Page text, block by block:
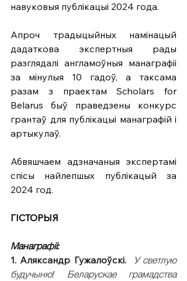
навуковыя публікацыі 2024 года.
Апроч традыцыйных намінацый
дадаткова экспертныя рады
разглядалі англамоўныя манаграфіі
за мінулыя 10 гадоў, а таксама
разам з праектам Scholars for
Belarus быў праведзены конкурс
грантаў для публікацыі манаграфій і
артыкулаў.
Абвяшчаем адзначаныя экспертамі
спісы найлепшых публікацый за
2024 год.
ГІСТОРЫЯ
Манаграфіі:
1. Аляксандр Гужалоўскі.
У светлую
будучыню! Беларускае грамадства